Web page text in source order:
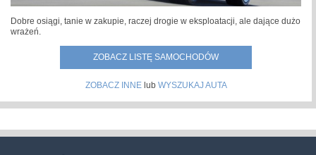
Dobre osiągi, tanie w zakupie, raczej drogie w eksploatacji, ale dające dużo
wrażeń.
ZOBACZ LISTĘ SAMOCHODÓW
ZOBACZ INNElub WYSZUKAJ AUTA